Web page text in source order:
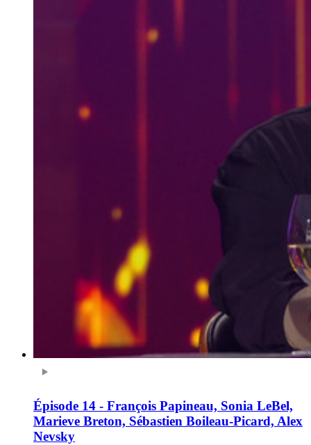
Épisode 14 - François Papineau, Sonia LeBel,
Marieve Breton, Sébastien Boileau-Picard, Alex
Nevsky